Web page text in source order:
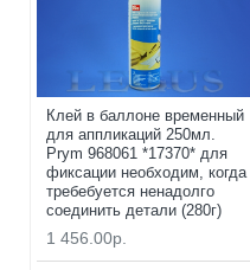
Клей в баллоне временный
для аппликаций 250мл.
Prym 968061 *17370* для
фиксации необходим, когда
требeбуется ненадолго
соединить детали (280г)
1 456.00р.